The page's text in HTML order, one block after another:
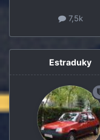
7,5k
Estraduky